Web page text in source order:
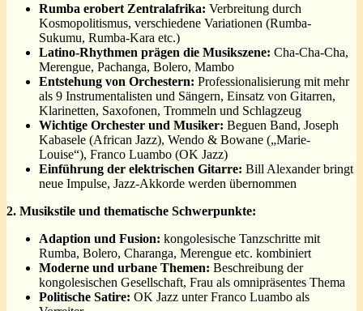
Rumba erobert Zentralafrika: Verbreitung durch
Kosmopolitismus, verschiedene Variationen (Rumba-
Sukumu, Rumba-Kara etc.)
Latino-Rhythmen prägen die Musikszene: Cha-Cha-Cha,
Merengue, Pachanga, Bolero, Mambo
Entstehung von Orchestern: Professionalisierung mit mehr
als 9 Instrumentalisten und Sängern, Einsatz von Gitarren,
Klarinetten, Saxofonen, Trommeln und Schlagzeug
Wichtige Orchester und Musiker: Beguen Band, Joseph
Kabasele (African Jazz), Wendo & Bowane („Marie-
Louise“), Franco Luambo (OK Jazz)
Einführung der elektrischen Gitarre: Bill Alexander bringt
neue Impulse, Jazz-Akkorde werden übernommen
2. Musikstile und thematische Schwerpunkte:
Adaption und Fusion: kongolesische Tanzschritte mit
Rumba, Bolero, Charanga, Merengue etc. kombiniert
Moderne und urbane Themen: Beschreibung der
kongolesischen Gesellschaft, Frau als omnipräsentes Thema
Politische Satire: OK Jazz unter Franco Luambo als